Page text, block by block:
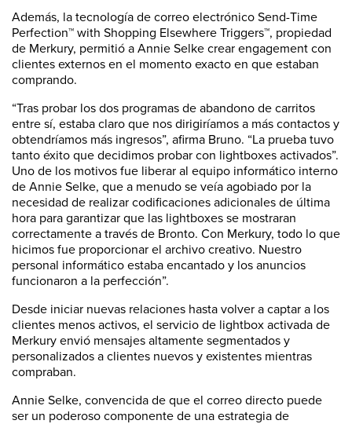
Además, la tecnología de correo electrónico Send-Time
Perfection™ with Shopping Elsewhere Triggers™, propiedad
de Merkury, permitió a Annie Selke crear engagement con
clientes externos en el momento exacto en que estaban
comprando.
“Tras probar los dos programas de abandono de carritos
entre sí, estaba claro que nos dirigiríamos a más contactos y
obtendríamos más ingresos”, afirma Bruno. “La prueba tuvo
tanto éxito que decidimos probar con lightboxes activados”.
Uno de los motivos fue liberar al equipo informático interno
de Annie Selke, que a menudo se veía agobiado por la
necesidad de realizar codificaciones adicionales de última
hora para garantizar que las lightboxes se mostraran
correctamente a través de Bronto. Con Merkury, todo lo que
hicimos fue proporcionar el archivo creativo. Nuestro
personal informático estaba encantado y los anuncios
funcionaron a la perfección”.
Desde iniciar nuevas relaciones hasta volver a captar a los
clientes menos activos, el servicio de lightbox activada de
Merkury envió mensajes altamente segmentados y
personalizados a clientes nuevos y existentes mientras
compraban.
Annie Selke, convencida de que el correo directo puede
ser un poderoso componente de una estrategia de